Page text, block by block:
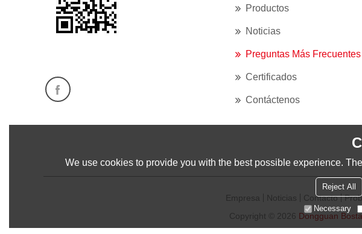
Productos
Noticias
Preguntas Más Frecuentes
Certificados
Contáctenos
Empresa Noticias Contacto
Copyright © 2026 Dongguan
We use cookies to provide you with the best possible experience.
Reject All
Necessary